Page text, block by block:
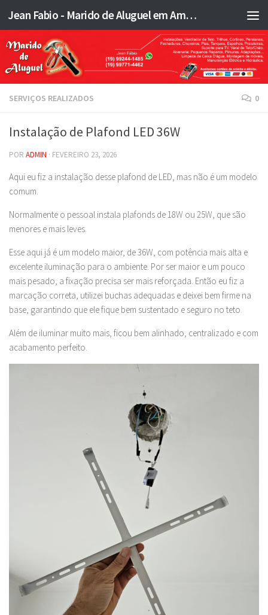
Skip to content Jean Fabio - Marido de Aluguel em Americana SP e região - JFMA
SERVIÇOS REALIZADOS 0
Instalação de Plafond LED 36W
POR ADMIN · FEVEREIRO 23, 2026
Aqui eu fiz a instalação desse plafond de LED, mas não é um modelo
comum.
Normalmente o pessoal instala plafonds de 18W ou 25W, que são
menores e mais leves.
Esse aqui já é um modelo maior, de 36W, com potência mais alta e
excelente iluminação para o ambiente. Por ser maior e um pouco
mais pesado, a fixação precisa ser mais reforçada. Então eu fiz a
marcação correta, utilizei buchas adequadas e deixei bem firme na
base, garantindo que ele fique bem sustentado e seguro no teto.
Além de iluminar muito mais, ficou bem alinhado, centralizado e com
acabamento perfeito.